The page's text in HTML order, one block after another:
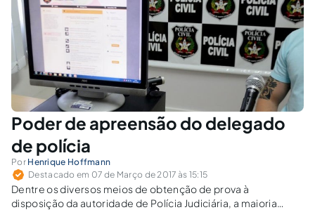
Poder de apreensão do delegado
de polícia
Por Henrique Hoffmann
Destacado em 07 de Março de 2017 às 15:15
Dentre os diversos meios de obtenção de prova à
disposição da autoridade de Polícia Judiciária, a maioria